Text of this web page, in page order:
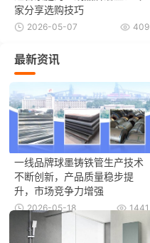
家分享选购技巧
409
2026-05-07
最新资讯
一线品牌球墨铸铁管生产技术
不断创新，产品质量稳步提
升，市场竞争力增强
1441
2026-05-18